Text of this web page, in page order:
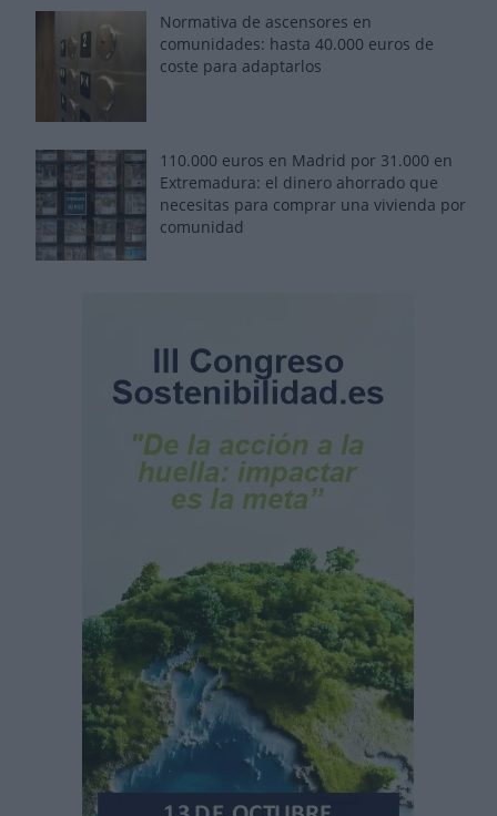
Normativa de ascensores en
comunidades: hasta 40.000 euros de
coste para adaptarlos
110.000 euros en Madrid por 31.000 en
Extremadura: el dinero ahorrado que
necesitas para comprar una vivienda por
comunidad